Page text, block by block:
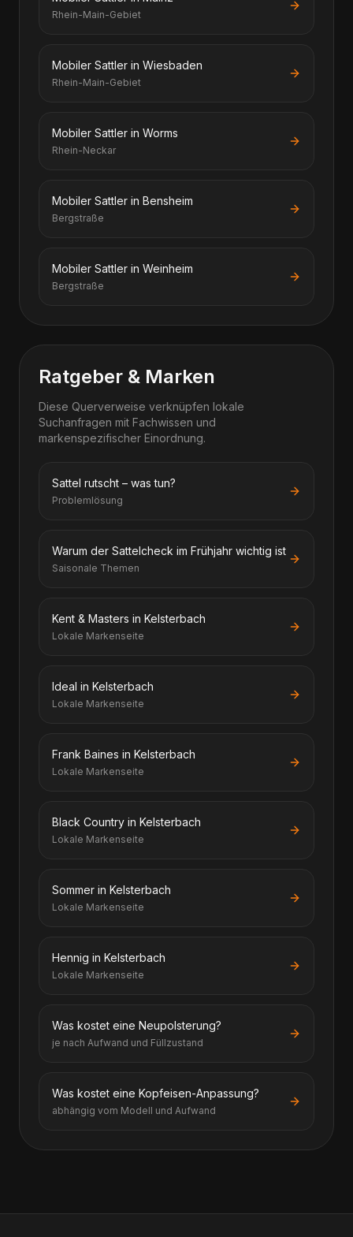
Rhein-Main-Gebiet
Mobiler Sattler in Wiesbaden
Rhein-Main-Gebiet
Mobiler Sattler in Worms
Rhein-Neckar
Mobiler Sattler in Bensheim
Bergstraße
Mobiler Sattler in Weinheim
Bergstraße
Ratgeber & Marken
Diese Querverweise verknüpfen lokale
Suchanfragen mit Fachwissen und
markenspezifischer Einordnung.
Sattel rutscht – was tun?
Problemlösung
Warum der Sattelcheck im Frühjahr wichtig ist
Saisonale Themen
Kent & Masters in Kelsterbach
Lokale Markenseite
Ideal in Kelsterbach
Lokale Markenseite
Frank Baines in Kelsterbach
Lokale Markenseite
Black Country in Kelsterbach
Lokale Markenseite
Sommer in Kelsterbach
Lokale Markenseite
Hennig in Kelsterbach
Lokale Markenseite
Was kostet eine Neupolsterung?
je nach Aufwand und Füllzustand
Was kostet eine Kopfeisen-Anpassung?
abhängig vom Modell und Aufwand